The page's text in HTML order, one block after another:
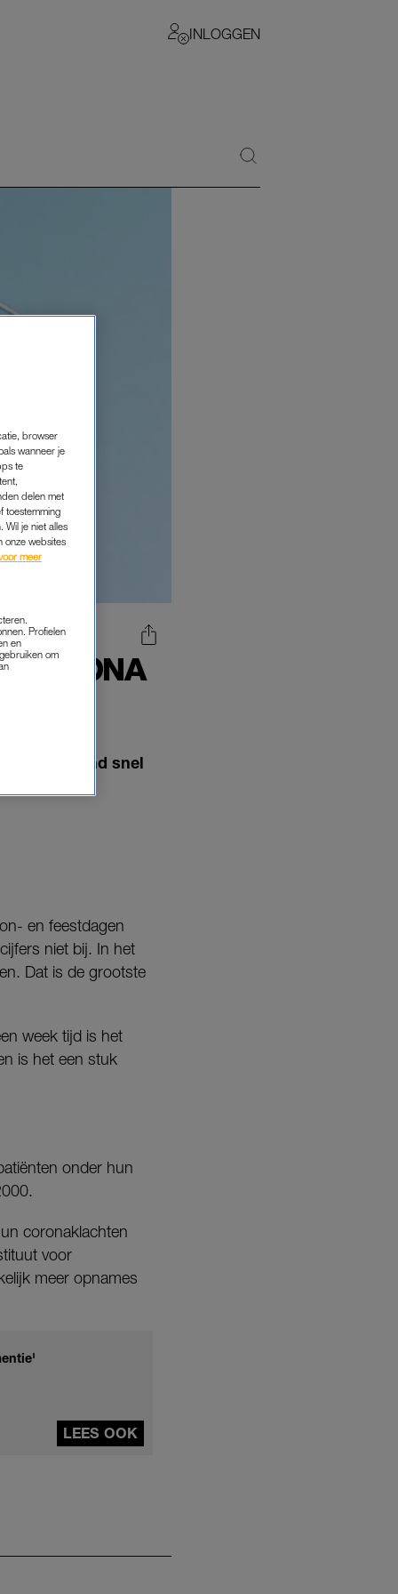
INLOGGEN
CORONA
dit weekend snel
en feestdagen
niet bij. In het
Dat is de grootste
week tijd is het
is het een stuk
onder hun
coronaklachten
voor
meer opnames
LEES OOK
browser
wanneer je
te
delen met
toestemming
Wil je niet alles
onze websites
meer
Profielen
en
om